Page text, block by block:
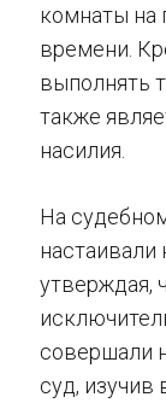
комнаты на
времени.
выполнять
также
насилия.
На
настаивали
утверждая,
совершали
суд, изучив